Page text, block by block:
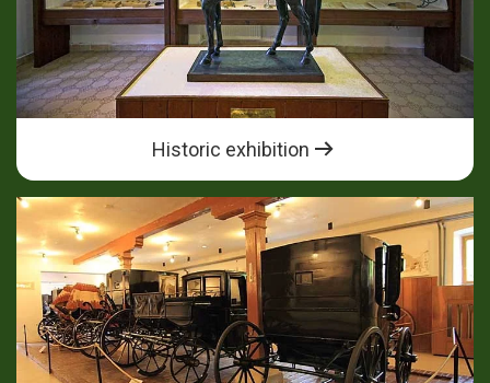
Historic exhibition